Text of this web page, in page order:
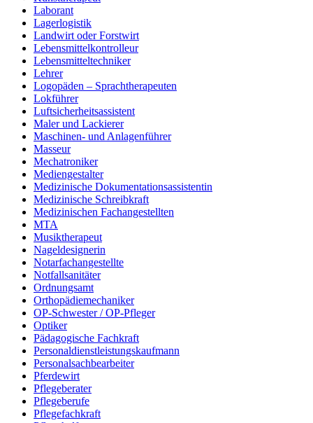
Laborant
Lagerlogistik
Landwirt oder Forstwirt
Lebensmittelkontrolleur
Lebensmitteltechniker
Lehrer
Logopäden – Sprachtherapeuten
Lokführer
Luftsicherheitsassistent
Maler und Lackierer
Maschinen- und Anlagenführer
Masseur
Mechatroniker
Mediengestalter
Medizinische Dokumentationsassistentin
Medizinische Schreibkraft
Medizinischen Fachangestellten
MTA
Musiktherapeut
Nageldesignerin
Notarfachangestellte
Notfallsanitäter
Ordnungsamt
Orthopädiemechaniker
OP-Schwester / OP-Pfleger
Optiker
Pädagogische Fachkraft
Personaldienstleistungskaufmann
Personalsachbearbeiter
Pferdewirt
Pflegeberater
Pflegeberufe
Pflegefachkraft